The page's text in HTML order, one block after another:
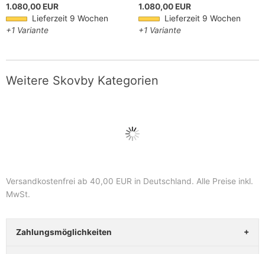
1.080,00 EUR
Lieferzeit 9 Wochen
+1 Variante
1.080,00 EUR
Lieferzeit 9 Wochen
+1 Variante
Weitere Skovby Kategorien
Versandkostenfrei ab 40,00 EUR in Deutschland. Alle Preise inkl.
MwSt.
Zahlungsmöglichkeiten